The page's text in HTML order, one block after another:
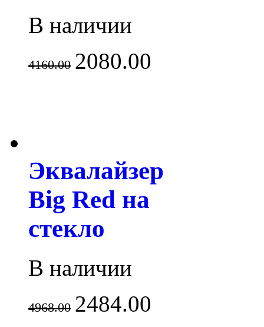
В наличии
4160.00 2080.00
Эквалайзер
Big Red на
стекло
В наличии
4968.00 2484.00